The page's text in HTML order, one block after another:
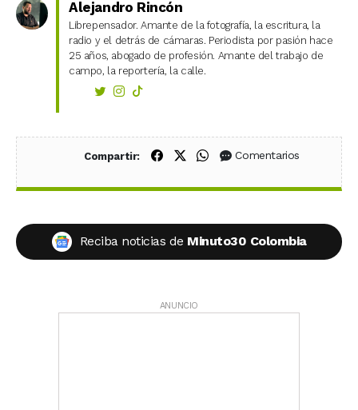
Alejandro Rincón
Librepensador. Amante de la fotografía, la escritura, la
radio y el detrás de cámaras. Periodista por pasión hace
25 años, abogado de profesión. Amante del trabajo de
campo, la reportería, la calle.
Compartir: Compartir en Facebook
Compartir en X (Twitter)
Compartir en WhatsApp
Comentarios
Reciba noticias de Minuto30 Colombia
ANUNCIO